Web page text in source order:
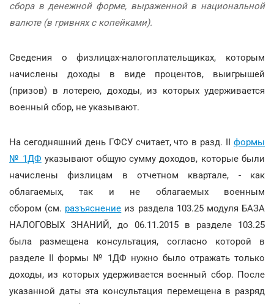
сбора в денежной форме, выраженной в национальной
валюте (в гривнях с копейками).
Сведения о физлицах-налогоплательщиках, которым
начислены доходы в виде процентов, выигрышей
(призов) в лотерею, доходы, из которых удерживается
военный сбор, не указывают.
На сегодняшний день ГФСУ считает, что в разд. II формы
№ 1ДФ указывают общую сумму доходов, которые были
начислены физлицам в отчетном квартале, - как
облагаемых, так и не облагаемых военным
сбором (см. разъяснение из раздела 103.25 модуля БАЗА
НАЛОГОВЫХ ЗНАНИЙ, до 06.11.2015 в разделе 103.25
была размещена консультация, согласно которой в
разделе ІІ формы № 1ДФ нужно было отражать только
доходы, из которых удерживается военный сбор. После
указанной даты эта консультация перемещена в разряд